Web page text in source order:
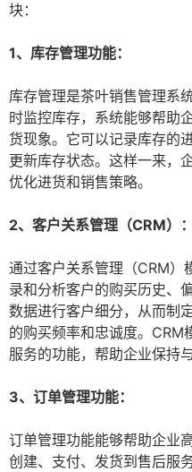
块：
1、库存管理功能：
库存管理是茶叶销售管理系
时监控库存，系统能够帮助
货现象。它可以记录库存的
更新库存状态。这样一来，
优化进货和销售策略。
2、客户关系管理（CRM）：
通过客户关系管理（CRM）
录和分析客户的购买历史、
数据进行客户细分，从而制
的购买频率和忠诚度。CRM
服务的功能，帮助企业保持
3、订单管理功能：
订单管理功能能够帮助企业
创建、支付、发货到售后服